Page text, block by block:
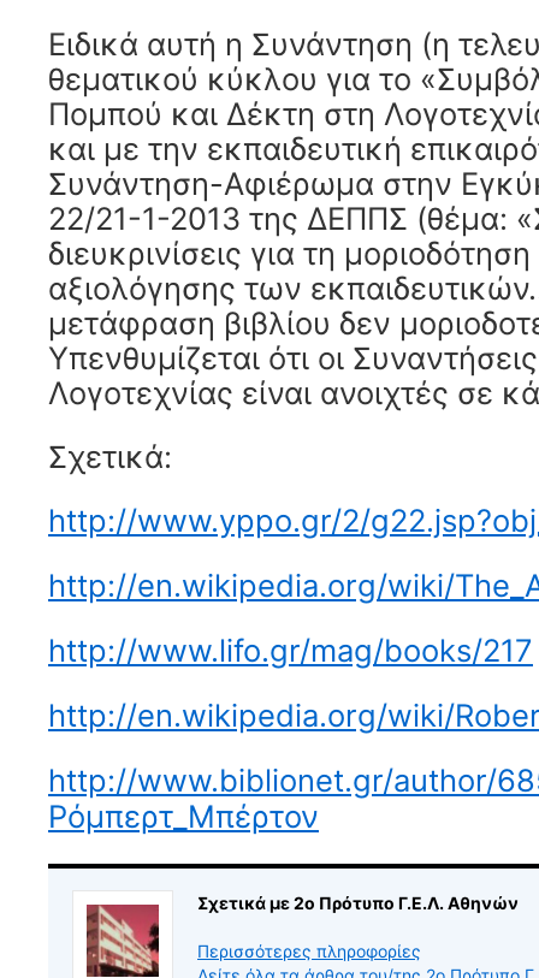
Ειδικά αυτή η Συνάντηση (η
θεματικού κύκλου για το
Πομπού και Δέκτη στη
και με την εκπαιδευτική
Συνάντηση-Αφιέρωμα στην
22/21-1-2013 της ΔΕΠΠΣ (θέμα:
διευκρινίσεις για τη
αξιολόγησης των
μετάφραση βιβλίου δεν
Υπενθυμίζεται ότι οι
Λογοτεχνίας είναι ανοιχτές σε
Σχετικά:
http://www.yppo.gr/2/
http://en.wikipedia.org/wiki/
http://www.lifo.gr/mag/books/217
http://en.wikipedia.org/wiki/
http://www.biblionet.gr/author/
Ρόμπερτ_Μπέρτον
Σχετικά με 2ο Πρότυπο Γ.Ε.Λ. Αθηνών
Περισσότερες πληροφορίες